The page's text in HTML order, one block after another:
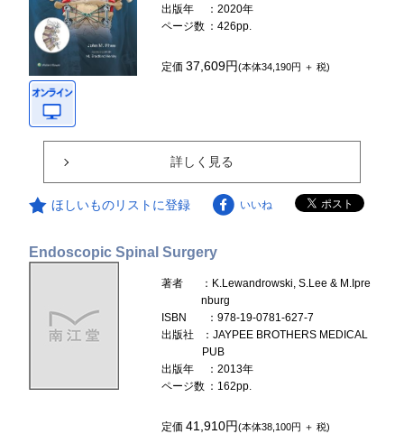
出版年
：2020年
ページ数 ：426pp.
定価37,609円(本体34,190円 ＋ 税)
詳しく見る
ほしいものリストに登録 いいね
Endoscopic Spinal Surgery
著者
：K.Lewandrowski, S.Lee & M.Ipre
nburg
ISBN
：978-19-0781-627-7
出版社
：JAYPEE BROTHERS MEDICAL
PUB
出版年
：2013年
ページ数 ：162pp.
定価41,910円(本体38,100円 ＋ 税)